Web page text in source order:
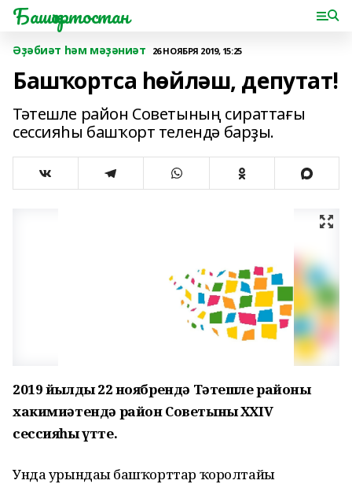
Башҡортостан
Әҙәбиәт һәм мәҙәниәт 26 НОЯБРЯ 2019, 15:25
Башҡортса һөйләш, депутат!
Тәтешле район Советының сираттағы
сессияһы башҡорт телендә барҙы.
2019 йылдың 22 ноябрендә Тәтешле районы
хакимиәтендә район Советының XXIV
сессияһы үтте.
Унда урындағы башҡорттар ҡоролтайы